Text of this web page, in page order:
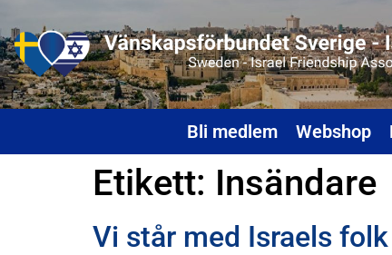
Bli medlem Webshop
Etikett: Insändare
Vi står med Israels folk